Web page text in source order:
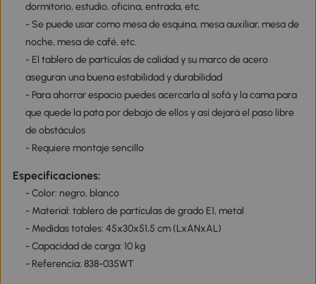
dormitorio, estudio, oficina, entrada, etc.
- Se puede usar como mesa de esquina, mesa auxiliar, mesa de
noche, mesa de café, etc.
- El tablero de partículas de calidad y su marco de acero
aseguran una buena estabilidad y durabilidad
- Para ahorrar espacio puedes acercarla al sofá y la cama para
que quede la pata por debajo de ellos y así dejará el paso libre
de obstáculos
- Requiere montaje sencillo
Especificaciones:
- Color: negro, blanco
- Material: tablero de partículas de grado E1, metal
- Medidas totales: 45x30x51,5 cm (LxANxAL)
- Capacidad de carga: 10 kg
- Referencia: 838-035WT